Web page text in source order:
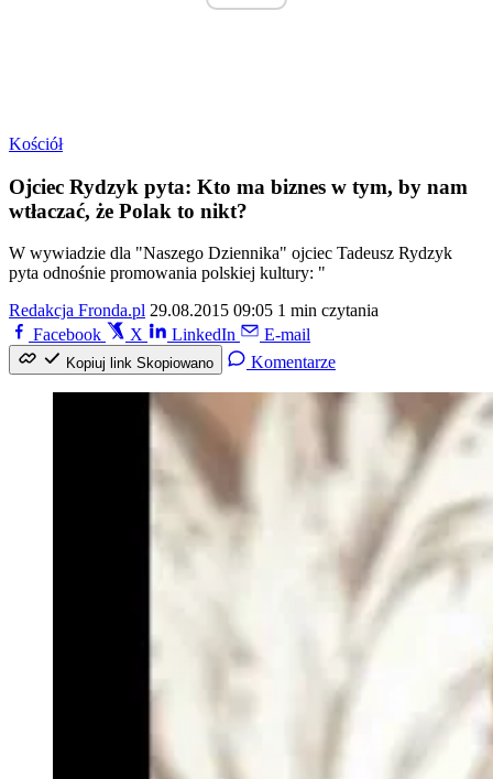
Kościół
Ojciec Rydzyk pyta: Kto ma biznes w tym, by nam
wtłaczać, że Polak to nikt?
W wywiadzie dla "Naszego Dziennika" ojciec Tadeusz Rydzyk
pyta odnośnie promowania polskiej kultury: "
Redakcja Fronda.pl 29.08.2015 09:05 1 min czytania
Facebook
X LinkedIn E-mail
Kopiuj link Skopiowano Komentarze